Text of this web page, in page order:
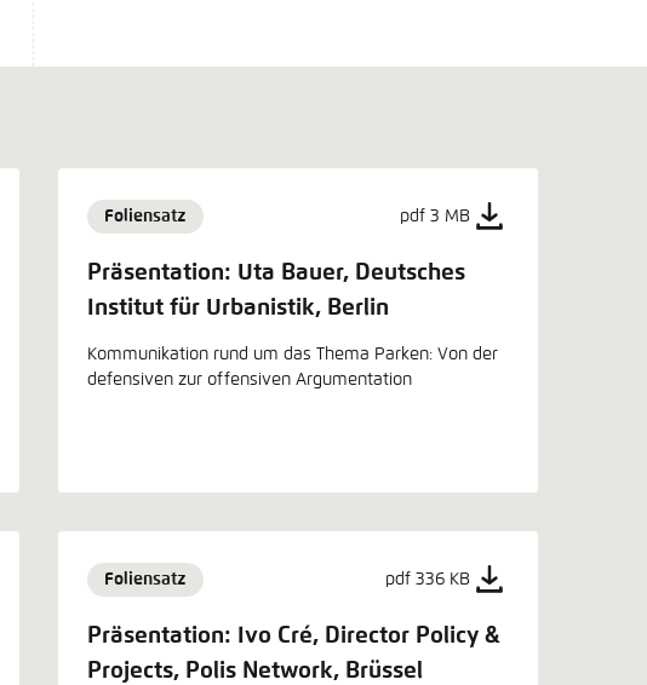
Foliensatz pdf 3 MB
Präsentation: Uta Bauer, Deutsches
Institut für Urbanistik, Berlin
Kommunikation rund um das Thema Parken: Von der
defensiven zur offensiven Argumentation
Foliensatz pdf 336 KB
Präsentation: Ivo Cré, Director Policy &
Projects, Polis Network, Brüssel